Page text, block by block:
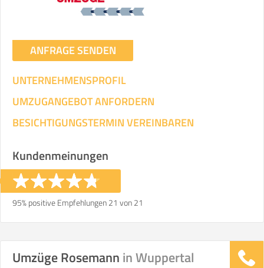
ANFRAGE SENDEN
UNTERNEHMENSPROFIL
UMZUGANGEBOT ANFORDERN
BESICHTIGUNGSTERMIN VEREINBAREN
Kundenmeinungen
95% positive Empfehlungen 21 von 21
Umzüge Rosemann in Wuppertal